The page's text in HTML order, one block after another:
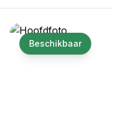
Beschikbaar